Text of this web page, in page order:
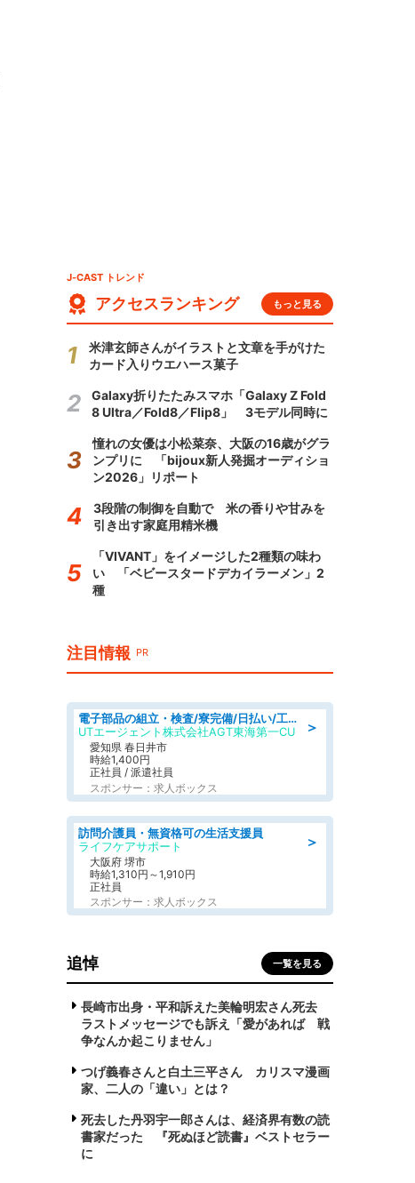
J-CAST トレンド
アクセスランキング もっと見る
米津玄師さんがイラストと文章を手がけた
カード入りウエハース菓子
Galaxy折りたたみスマホ「Galaxy Z Fold
8 Ultra／Fold8／Flip8」 3モデル同時に
憧れの女優は小松菜奈、大阪の16歳がグラ
ンプリに 「bijoux新人発掘オーディショ
ン2026」リポート
3段階の制御を自動で 米の香りや甘みを
引き出す家庭用精米機
「VIVANT」をイメージした2種類の味わ
い 「ベビースタードデカイラーメン」2
種
注目情報 PR
＞
電子部品の組立・検査/寮完備/日払い/工場・製造
UTエージェント株式会社AGT東海第一CU
愛知県 春日井市
時給1,400円
正社員 / 派遣社員
スポンサー：求人ボックス
＞
訪問介護員・無資格可の生活支援員
ライフケアサポート
大阪府 堺市
時給1,310円～1,910円
正社員
スポンサー：求人ボックス
追悼 一覧を見る
長崎市出身・平和訴えた美輪明宏さん死去
ラストメッセージでも訴え「愛があれば 戦
争なんか起こりません」
つげ義春さんと白土三平さん カリスマ漫画
家、二人の「違い」とは？
死去した丹羽宇一郎さんは、経済界有数の読
書家だった 『死ぬほど読書』ベストセラー
に